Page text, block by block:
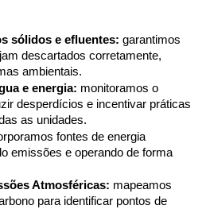
sólidos e efluentes: garantimos
descartados corretamente,
ambientais.
e energia: monitoramos o
desperdícios e incentivar práticas
as unidades.
fontes de energia
emissões e operando de forma
Atmosféricas: mapeamos
para identificar pontos de